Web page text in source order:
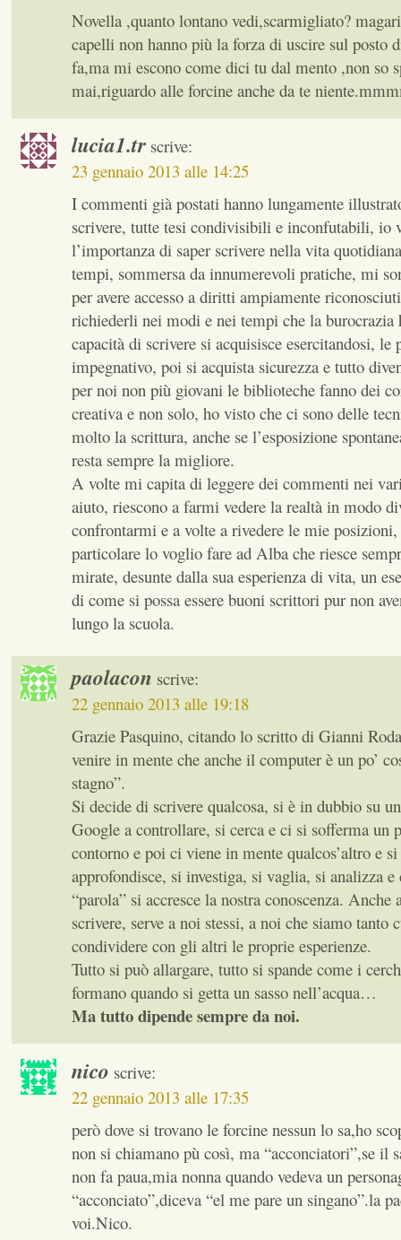
Novella ,quanto lontano vedi,scarmigliato?
capelli non hanno più la forza di uscire sul posto
fa,ma mi escono come dici tu dal mento ,non so
mai,riguardo alle forcine anche da te
lucia1.tr scrive:
23 gennaio 2013 alle 14:25
I commenti già postati hanno lungamente
scrivere, tutte tesi condivisibili e inconfutabili, io
l’importanza di saper scrivere nella vita
tempi, sommersa da innumerevoli pratiche, mi
per avere accesso a diritti ampiamente
richiederli nei modi e nei tempi che la burocrazia
capacità di scrivere si acquisisce esercitandosi, le
impegnativo, poi si acquista sicurezza e tutto
per noi non più giovani le biblioteche fanno dei
creativa e non solo, ho visto che ci sono delle
molto la scrittura, anche se l’esposizione
resta sempre la migliore.
A volte mi capita di leggere dei commenti nei
aiuto, riescono a farmi vedere la realtà in modo
confrontarmi e a volte a rivedere le mie
particolare lo voglio fare ad Alba che riesce
mirate, desunte dalla sua esperienza di vita, un
di come si possa essere buoni scrittori pur non
lungo la scuola.
paolacon scrive:
22 gennaio 2013 alle 19:18
Grazie Pasquino, citando lo scritto di Gianni
venire in mente che anche il computer è un po’
stagno”.
Si decide di scrivere qualcosa, si è in dubbio su
Google a controllare, si cerca e ci si sofferma un
contorno e poi ci viene in mente qualcos’altro e
approfondisce, si investiga, si vaglia, si analizza e
“parola” si accresce la nostra conoscenza. Anche
scrivere, serve a noi stessi, a noi che siamo tanto
condividere con gli altri le proprie esperienze.
Tutto si può allargare, tutto si spande come i
formano quando si getta un sasso nell’acqua…
Ma tutto dipende sempre da noi.
nico scrive:
22 gennaio 2013 alle 17:35
però dove si trovano le forcine nessun lo sa,ho
non si chiamano pù così, ma “acconciatori”,se il
non fa paua,mia nonna quando vedeva un
“acconciato”,diceva “el me pare un singano”.la
voi.Nico.